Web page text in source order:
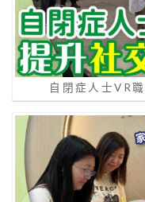
自閉症人士VR